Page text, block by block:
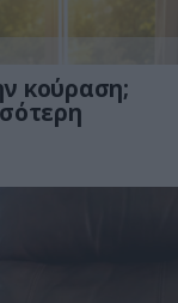
κούραση;